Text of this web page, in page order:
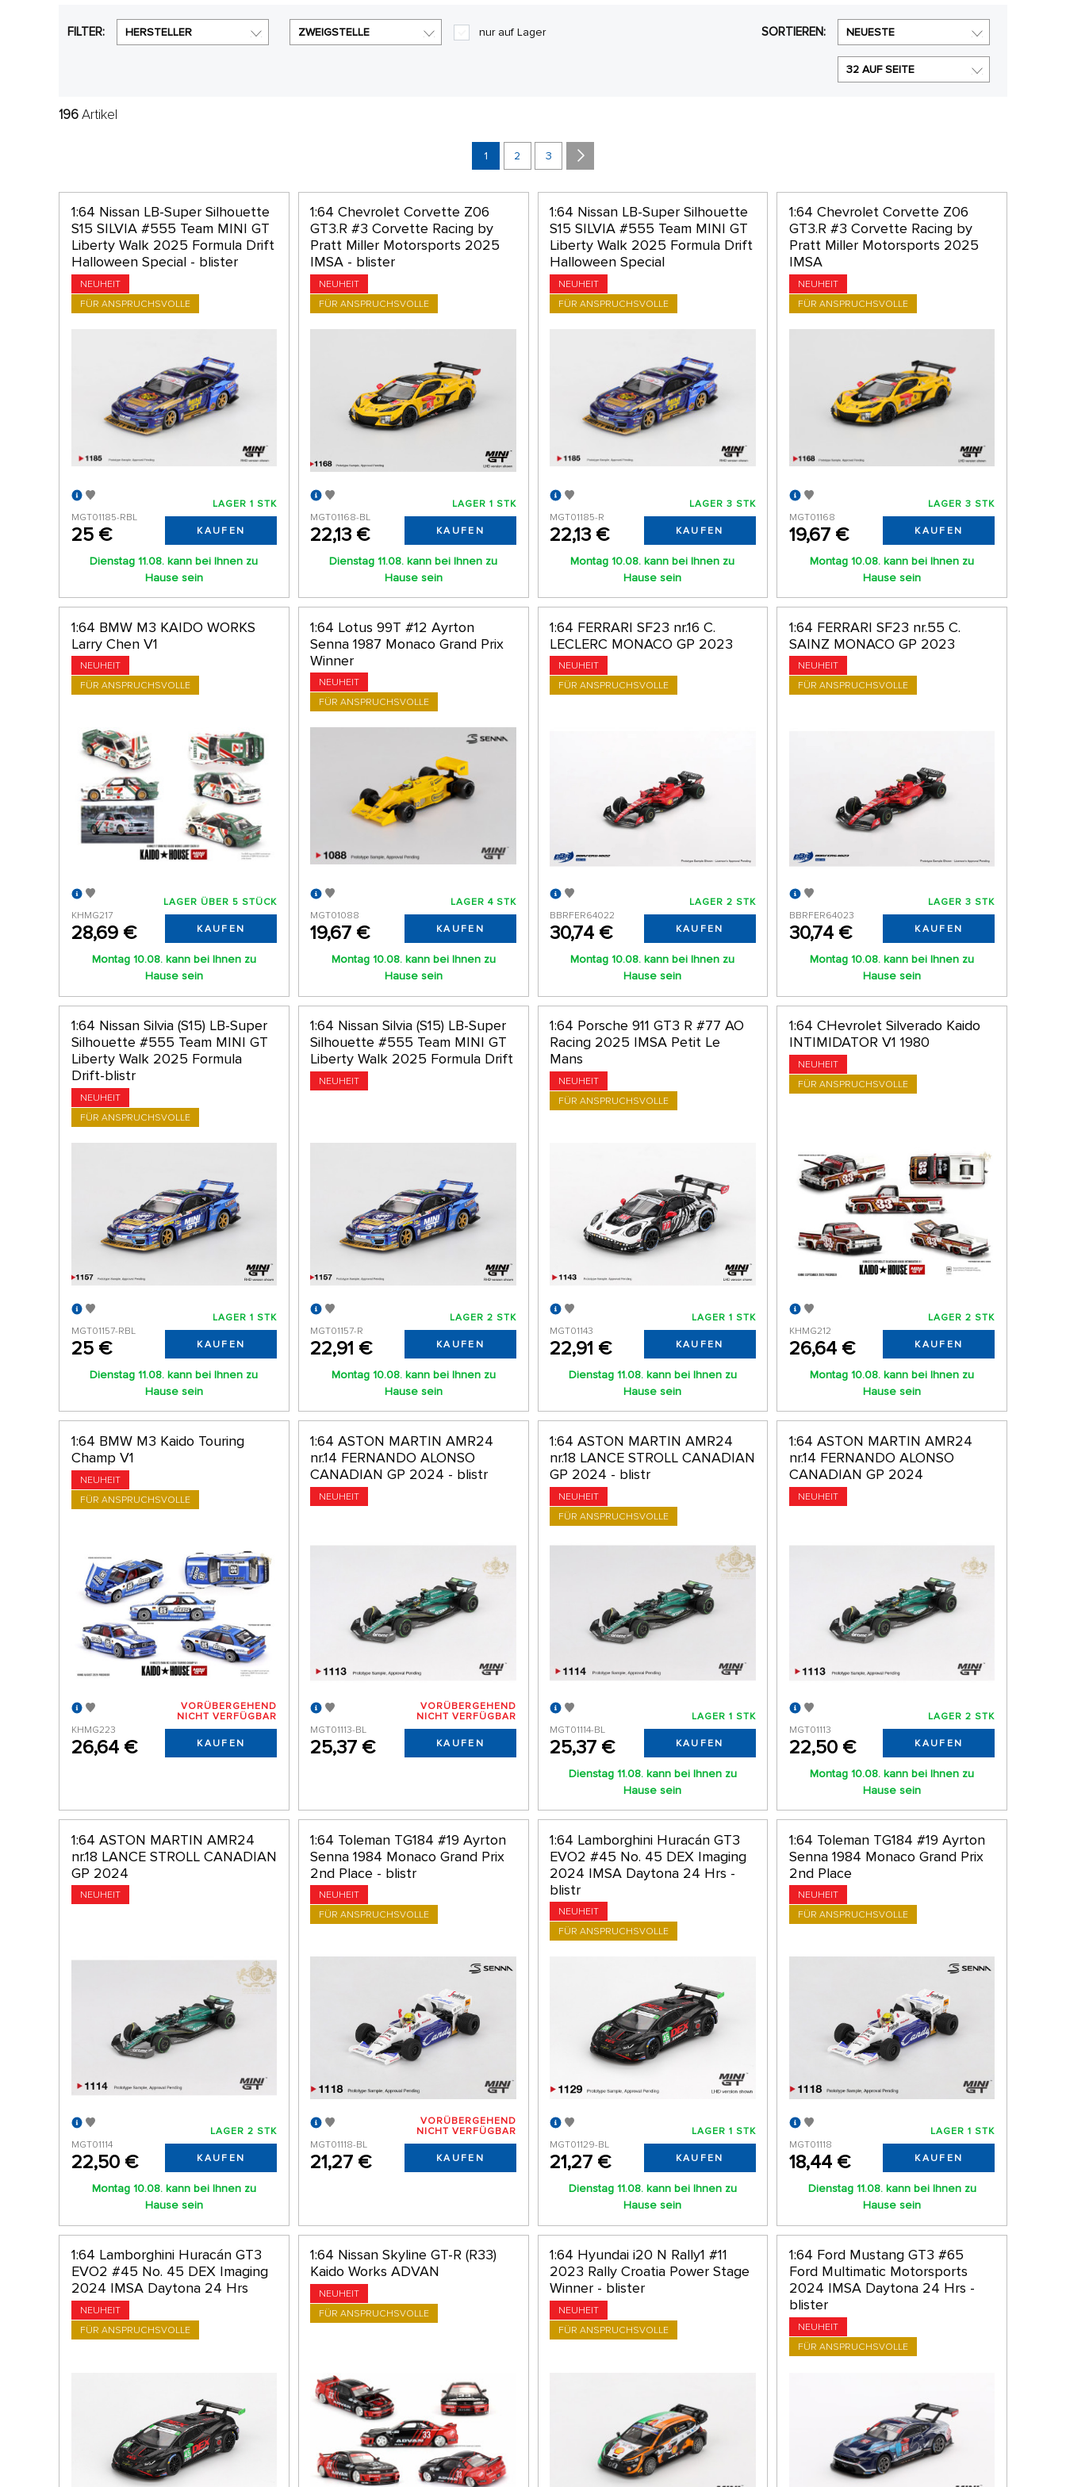
FILTER: HERSTELLER ZWEIGSTELLE nur auf Lager SORTIEREN: NEUESTE
32 AUF SEITE
196Artikel
1 2 3
1:64 Nissan LB-Super Silhouette
S15 SILVIA #555 Team MINI GT
Liberty Walk 2025 Formula Drift
Halloween Special - blister
NEUHEIT
FÜR ANSPRUCHSVOLLE
MGT01185-RBL
25 €
LAGER 1 STK
KAUFEN
Dienstag 11.08. kann bei Ihnen zu
Hause sein
1:64 Chevrolet Corvette Z06
GT3.R #3 Corvette Racing by
Pratt Miller Motorsports 2025
IMSA - blister
NEUHEIT
FÜR ANSPRUCHSVOLLE
MGT01168-BL
22,13 €
LAGER 1 STK
KAUFEN
Dienstag 11.08. kann bei Ihnen zu
Hause sein
1:64 Nissan LB-Super Silhouette
S15 SILVIA #555 Team MINI GT
Liberty Walk 2025 Formula Drift
Halloween Special
NEUHEIT
FÜR ANSPRUCHSVOLLE
MGT01185-R
22,13 €
LAGER 3 STK
KAUFEN
Montag 10.08. kann bei Ihnen zu
Hause sein
1:64 Chevrolet Corvette Z06
GT3.R #3 Corvette Racing by
Pratt Miller Motorsports 2025
IMSA
NEUHEIT
FÜR ANSPRUCHSVOLLE
MGT01168
19,67 €
LAGER 3 STK
KAUFEN
Montag 10.08. kann bei Ihnen zu
Hause sein
1:64 BMW M3 KAIDO WORKS
Larry Chen V1
NEUHEIT
FÜR ANSPRUCHSVOLLE
KHMG217
28,69 €
LAGER ÜBER 5 STÜCK
KAUFEN
Montag 10.08. kann bei Ihnen zu
Hause sein
1:64 Lotus 99T #12 Ayrton
Senna 1987 Monaco Grand Prix
Winner
NEUHEIT
FÜR ANSPRUCHSVOLLE
MGT01088
19,67 €
LAGER 4 STK
KAUFEN
Montag 10.08. kann bei Ihnen zu
Hause sein
1:64 FERRARI SF23 nr.16 C.
LECLERC MONACO GP 2023
NEUHEIT
FÜR ANSPRUCHSVOLLE
BBRFER64022
30,74 €
LAGER 2 STK
KAUFEN
Montag 10.08. kann bei Ihnen zu
Hause sein
1:64 FERRARI SF23 nr.55 C.
SAINZ MONACO GP 2023
NEUHEIT
FÜR ANSPRUCHSVOLLE
BBRFER64023
30,74 €
LAGER 3 STK
KAUFEN
Montag 10.08. kann bei Ihnen zu
Hause sein
1:64 Nissan Silvia (S15) LB-Super
Silhouette #555 Team MINI GT
Liberty Walk 2025 Formula
Drift-blistr
NEUHEIT
FÜR ANSPRUCHSVOLLE
MGT01157-RBL
25 €
LAGER 1 STK
KAUFEN
Dienstag 11.08. kann bei Ihnen zu
Hause sein
1:64 Nissan Silvia (S15) LB-Super
Silhouette #555 Team MINI GT
Liberty Walk 2025 Formula Drift
NEUHEIT
MGT01157-R
22,91 €
LAGER 2 STK
KAUFEN
Montag 10.08. kann bei Ihnen zu
Hause sein
1:64 Porsche 911 GT3 R #77 AO
Racing 2025 IMSA Petit Le
Mans
NEUHEIT
FÜR ANSPRUCHSVOLLE
MGT01143
22,91 €
LAGER 1 STK
KAUFEN
Dienstag 11.08. kann bei Ihnen zu
Hause sein
1:64 CHevrolet Silverado Kaido
INTIMIDATOR V1 1980
NEUHEIT
FÜR ANSPRUCHSVOLLE
KHMG212
26,64 €
LAGER 2 STK
KAUFEN
Montag 10.08. kann bei Ihnen zu
Hause sein
1:64 BMW M3 Kaido Touring
Champ V1
NEUHEIT
FÜR ANSPRUCHSVOLLE
KHMG223
26,64 €
VORÜBERGEHEND
NICHT VERFÜGBAR
KAUFEN
1:64 ASTON MARTIN AMR24
nr.14 FERNANDO ALONSO
CANADIAN GP 2024 - blistr
NEUHEIT
MGT01113-BL
25,37 €
VORÜBERGEHEND
NICHT VERFÜGBAR
KAUFEN
1:64 ASTON MARTIN AMR24
nr.18 LANCE STROLL CANADIAN
GP 2024 - blistr
NEUHEIT
FÜR ANSPRUCHSVOLLE
MGT01114-BL
25,37 €
LAGER 1 STK
KAUFEN
Dienstag 11.08. kann bei Ihnen zu
Hause sein
1:64 ASTON MARTIN AMR24
nr.14 FERNANDO ALONSO
CANADIAN GP 2024
NEUHEIT
MGT01113
22,50 €
LAGER 2 STK
KAUFEN
Montag 10.08. kann bei Ihnen zu
Hause sein
1:64 ASTON MARTIN AMR24
nr.18 LANCE STROLL CANADIAN
GP 2024
NEUHEIT
MGT01114
22,50 €
LAGER 2 STK
KAUFEN
Montag 10.08. kann bei Ihnen zu
Hause sein
1:64 Toleman TG184 #19 Ayrton
Senna 1984 Monaco Grand Prix
2nd Place - blistr
NEUHEIT
FÜR ANSPRUCHSVOLLE
MGT01118-BL
21,27 €
VORÜBERGEHEND
NICHT VERFÜGBAR
KAUFEN
1:64 Lamborghini Huracán GT3
EVO2 #45 No. 45 DEX Imaging
2024 IMSA Daytona 24 Hrs -
blistr
NEUHEIT
FÜR ANSPRUCHSVOLLE
MGT01129-BL
21,27 €
LAGER 1 STK
KAUFEN
Dienstag 11.08. kann bei Ihnen zu
Hause sein
1:64 Toleman TG184 #19 Ayrton
Senna 1984 Monaco Grand Prix
2nd Place
NEUHEIT
FÜR ANSPRUCHSVOLLE
MGT01118
18,44 €
LAGER 1 STK
KAUFEN
Dienstag 11.08. kann bei Ihnen zu
Hause sein
1:64 Lamborghini Huracán GT3
EVO2 #45 No. 45 DEX Imaging
2024 IMSA Daytona 24 Hrs
NEUHEIT
FÜR ANSPRUCHSVOLLE
1:64 Nissan Skyline GT-R (R33)
Kaido Works ADVAN
NEUHEIT
FÜR ANSPRUCHSVOLLE
1:64 Hyundai i20 N Rally1 #11
2023 Rally Croatia Power Stage
Winner - blister
NEUHEIT
FÜR ANSPRUCHSVOLLE
1:64 Ford Mustang GT3 #65
Ford Multimatic Motorsports
2024 IMSA Daytona 24 Hrs -
blister
NEUHEIT
FÜR ANSPRUCHSVOLLE